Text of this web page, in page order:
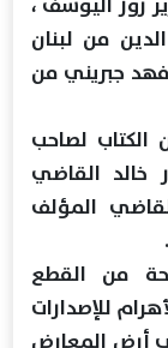
من لبنان
جبريني من
لصاحب
خالد القاضي
المؤلف
يقع في 362 صفحة من القطع
للإصدارات
أرض المعارض